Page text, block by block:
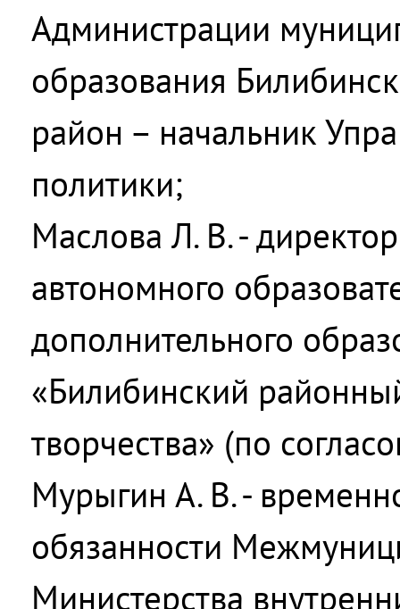
Администрации
образования
район – начальник
политики;
Маслова Л. В. -
автономного
дополнительного
«Билибинский
творчества» (по
Мурыгин А. В. -
обязанности
Министерства